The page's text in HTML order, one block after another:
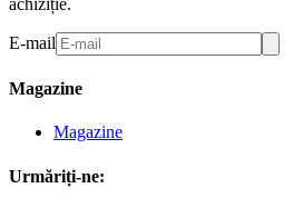
achiziție.
E-mail
Magazine
Magazine
Urmăriți-ne: